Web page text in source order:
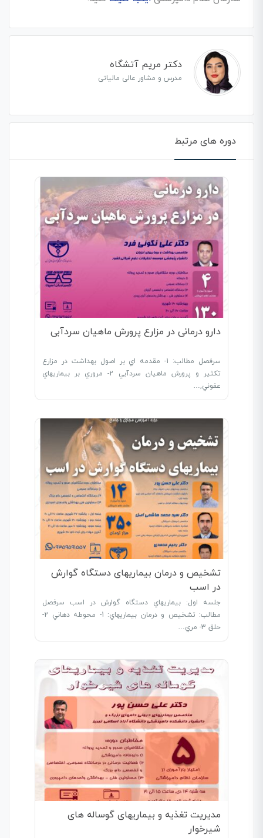
دکتر مریم آتشگاه
مدرس و مشاور عالی مالیاتی
دوره های مرتبط
دارو درمانی در مزارع پرورش ماهیان سردآبی
سرفصل مطالب: 1- مقدمه اي بر اصول بهداشت در مزارع
تکثير و پرورش ماهيان سردآبي 2- مروري بر بيماريهاي
عفوني,…
تشخیص و درمان بیماریهای دستگاه گوارش
در اسب
جلسه اول: بيماريهاي دستگاه گوارش در اسب سرفصل
مطالب: تشخيص و درمان بيماريهاي: 1- محوطه دهاني 2-
حلق 3- مري…
مدیریت تغذیه و بیماریهای گوساله های
شیرخوار